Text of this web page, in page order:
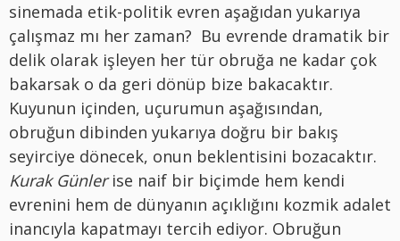
sinemada etik-politik evren aşağıdan yukarıya
çalışmaz mı her zaman? Bu evrende dramatik bir
delik olarak işleyen her tür obruğa ne kadar çok
bakarsak o da geri dönüp bize bakacaktır.
Kuyunun içinden, uçurumun aşağısından,
obruğun dibinden yukarıya doğru bir bakış
seyirciye dönecek, onun beklentisini bozacaktır.
Kurak Günlerise naif bir biçimde hem kendi
evrenini hem de dünyanın açıklığını kozmik adalet
inancıyla kapatmayı tercih ediyor. Obruğun